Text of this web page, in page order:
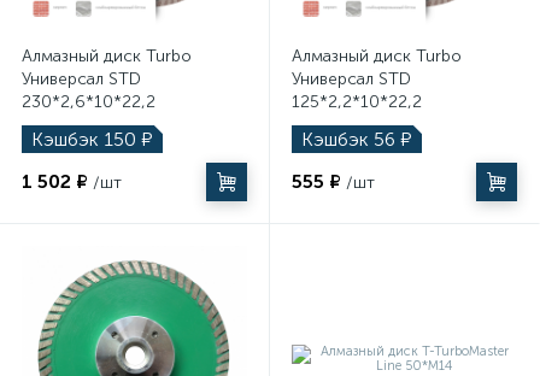
Алмазный диск Turbo
Универсал STD
230*2,6*10*22,2
Кэшбэк 150 ₽
1 502 ₽ /шт
Алмазный диск Turbo
Универсал STD
125*2,2*10*22,2
Кэшбэк 56 ₽
555 ₽ /шт